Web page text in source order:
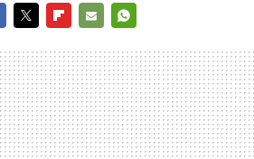
MAIL